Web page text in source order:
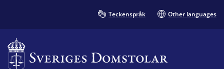
Teckenspråk Other languages